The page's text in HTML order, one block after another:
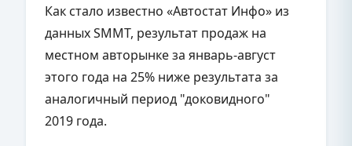
Как стало известно «Автостат Инфо» из
данных SMMT, результат продаж на
местном авторынке за январь-август
этого года на 25% ниже результата за
аналогичный период "доковидного"
2019 года.